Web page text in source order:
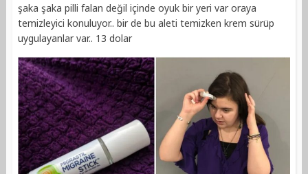
şaka şaka pilli falan değil içinde oyuk bir yeri var oraya
temizleyici konuluyor.. bir de bu aleti temizken krem sürüp
uygulayanlar var.. 13 dolar